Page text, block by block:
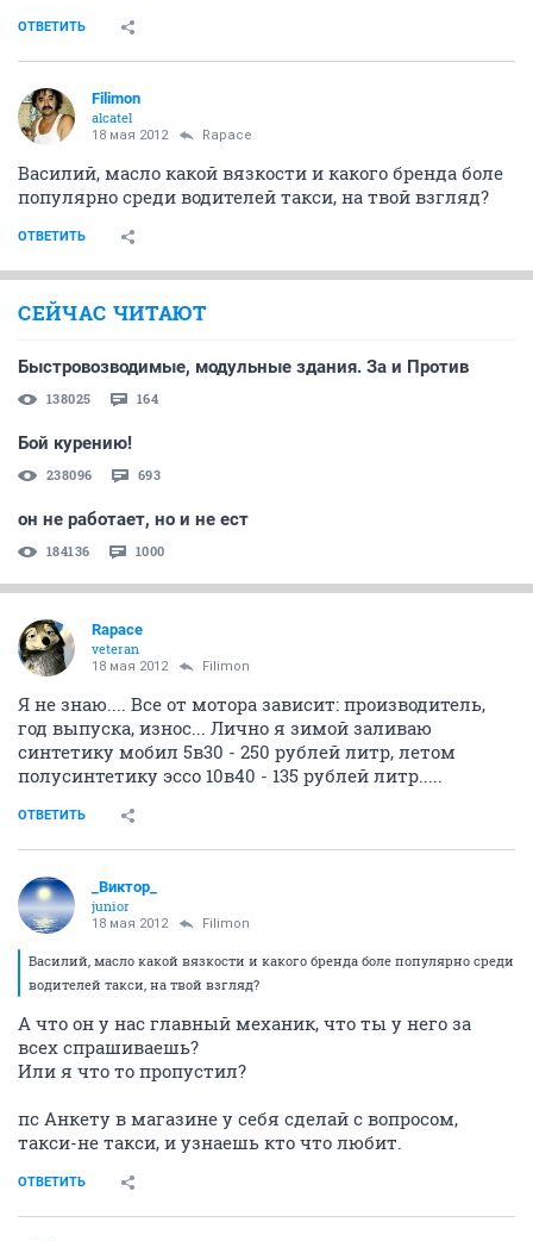
ОТВЕТИТЬ
Filimon
alcatel
18 мая 2012 Rapace
Василий, масло какой вязкости и какого бренда боле
популярно среди водителей такси, на твой взгляд?
ОТВЕТИТЬ
СЕЙЧАС ЧИТАЮТ
Быстровозводимые, модульные здания. За и Против
138025 164
Бой курению!
238096 693
он не работает, но и не ест
184136 1000
Rapace
veteran
18 мая 2012 Filimon
Я не знаю.... Все от мотора зависит: производитель,
год выпуска, износ... Лично я зимой заливаю
синтетику мобил 5в30 - 250 рублей литр, летом
полусинтетику эссо 10в40 - 135 рублей литр.....
ОТВЕТИТЬ
_Виктор_
juniоr
18 мая 2012 Filimon
Василий, масло какой вязкости и какого бренда боле популярно среди
водителей такси, на твой взгляд?
А что он у нас главный механик, что ты у него за
всех спрашиваешь?
Или я что то пропустил?
пс Анкету в магазине у себя сделай с вопросом,
такси-не такси, и узнаешь кто что любит.
ОТВЕТИТЬ